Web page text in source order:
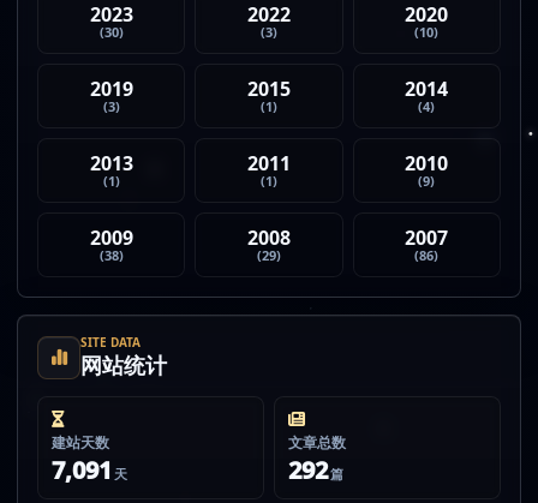
2023
(30)
2022
(3)
2020
(10)
2019
(3)
2015
(1)
2014
(4)
2013
(1)
2011
(1)
2010
(9)
2009
(38)
2008
(29)
2007
(86)
SITE DATA
网站统计
建站天数
7,091 天
文章总数
292篇